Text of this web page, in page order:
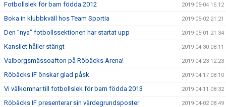
Fotbollslek för barn födda 2012 2019-05-04 15:12
Boka in klubbkväll hos Team Sportia 2019-05-02 21:21
Den ”nya” fotbollssektionen har startat upp 2019-05-01 21:34
Kansliet håller stängt 2019-04-30 08:11
Valborgsmässoafton på Röbäcks Arena! 2019-04-23 12:23
Röbäcks IF önskar glad påsk 2019-04-17 08:10
Vi välkomnar till fotbollslek för barn födda 2013 2019-04-11 08:32
Röbäcks IF presenterar sin värdegrundsposter 2019-04-02 08:49